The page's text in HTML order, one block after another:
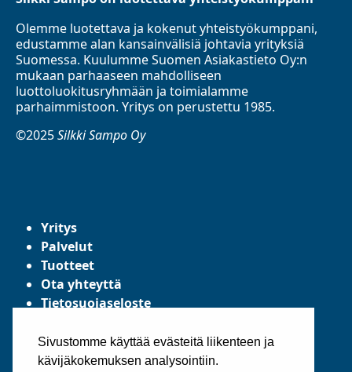
Sivustomme käyttää evästeitä liikenteen ja
kävijäkokemuksen analysointiin.
Olemme luotettava ja kokenut yhteistyökumppani,
edustamme alan kansainvälisiä johtavia yrityksiä
Suomessa. Kuulumme Suomen Asiakastieto Oy:n
mukaan parhaaseen mahdolliseen
luottoluokitusryhmään ja toimialamme
parhaimmistoon. Yritys on perustettu 1985.
©2025Silkki Sampo Oy
Yritys
Palvelut
Tuotteet
Ota yhteyttä
Tietosuojaseloste